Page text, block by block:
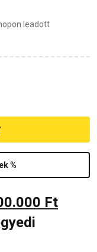
leadott
%
Ft